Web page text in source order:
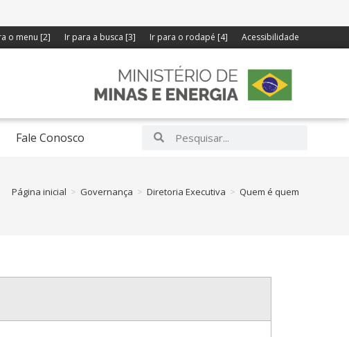
o menu [2] Ir para a busca [3] Ir para o rodapé [4] Acessibilidade
Fale Conosco
Página inicial > Governança > Diretoria Executiva > Quem é quem